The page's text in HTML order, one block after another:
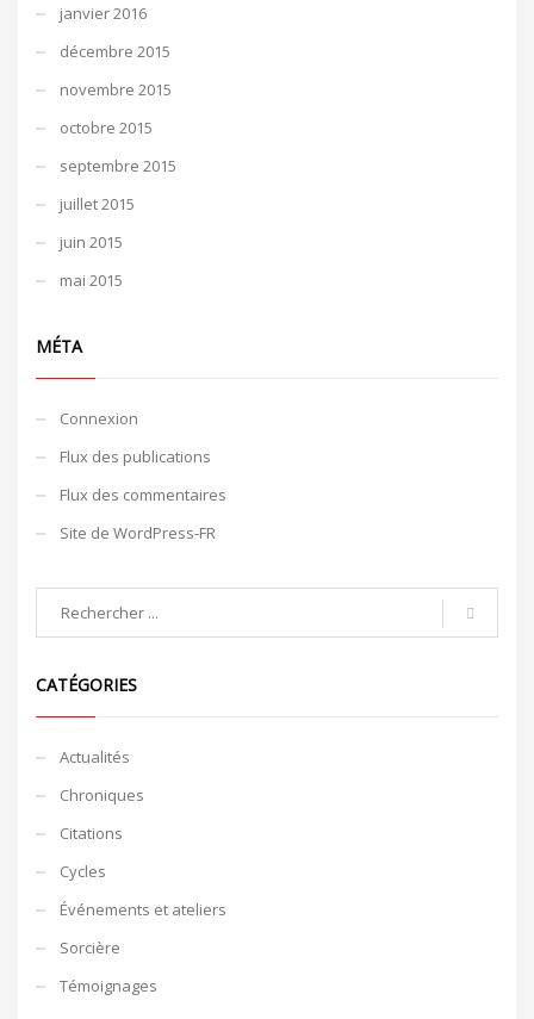
janvier 2016
décembre 2015
novembre 2015
octobre 2015
septembre 2015
juillet 2015
juin 2015
mai 2015
MÉTA
Connexion
Flux des publications
Flux des commentaires
Site de WordPress-FR
CATÉGORIES
Actualités
Chroniques
Citations
Cycles
Événements et ateliers
Sorcière
Témoignages